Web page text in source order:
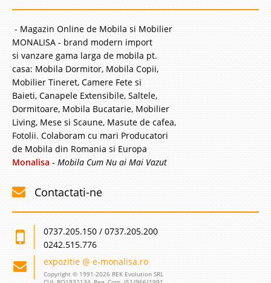
- Magazin Online de Mobila si Mobilier
MONALISA - brand modern import
si vanzare gama larga de mobila pt.
casa: Mobila Dormitor, Mobila Copii,
Mobilier Tineret, Camere Fete si
Baieti, Canapele Extensibile, Saltele,
Dormitoare, Mobila Bucatarie, Mobilier
Living, Mese si Scaune, Masute de cafea,
Fotolii. Colaboram cu mari Producatori
de Mobila din Romania si Europa
Monalisa - Mobila Cum Nu ai Mai Vazut
Contactati-ne
0737.205.150 / 0737.205.200
0242.515.776
expozitie @ e-monalisa.ro
Copyright © 1991-2026 REK Evolution SRL